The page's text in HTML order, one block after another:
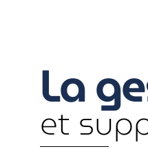
La
et